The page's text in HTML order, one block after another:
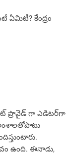
ఏమిటీ? కేంద్రం
ప్రొవైడ్ గా ఎడిటర్‌గా
ఉంది. ఈనాడు,